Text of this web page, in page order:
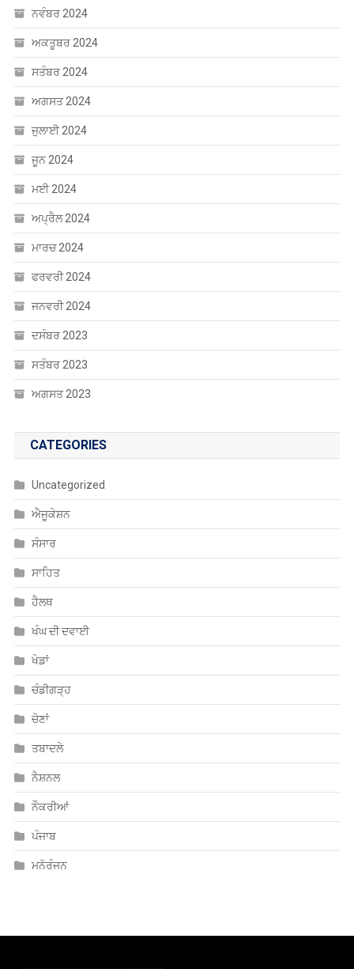
ਨਵੰਬਰ 2024
ਅਕਤੂਬਰ 2024
ਸਤੰਬਰ 2024
ਅਗਸਤ 2024
ਜੁਲਾਈ 2024
ਜੂਨ 2024
ਮਈ 2024
ਅਪ੍ਰੈਲ 2024
ਮਾਰਚ 2024
ਫਰਵਰੀ 2024
ਜਨਵਰੀ 2024
ਦਸੰਬਰ 2023
ਸਤੰਬਰ 2023
ਅਗਸਤ 2023
CATEGORIES
Uncategorized
ਐਜੂਕੇਸ਼ਨ
ਸੰਸਾਰ
ਸਾਹਿਤ
ਹੈਲਥ
ਖੰਘ ਦੀ ਦਵਾਈ
ਖੇਡਾਂ
ਚੰਡੀਗੜ੍ਹ
ਚੋਣਾਂ
ਤਬਾਦਲੇ
ਨੈਸ਼ਨਲ
ਨੌਕਰੀਆਂ
ਪੰਜਾਬ
ਮਨੋਰੰਜਨ